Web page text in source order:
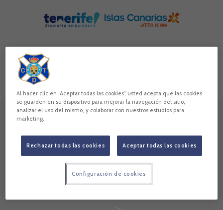
Introduce tu búsqueda, espera unos instantes y te
Todos Noticias Vídeos Galerías Jugadores
Al hacer clic en “Aceptar todas las cookies”, usted acepta que las cookies
se guarden en su dispositivo para mejorar la navegación del sitio,
analizar el uso del mismo, y colaborar con nuestros estudios para
marketing.
Rechazar todas las cookies Aceptar todas las cookies
Configuración de cookies